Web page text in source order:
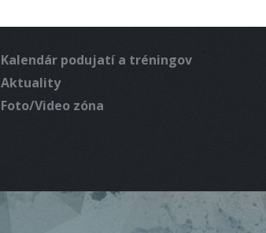
Kalendár podujatí a tréningov
Aktuality
Foto/Video zóna